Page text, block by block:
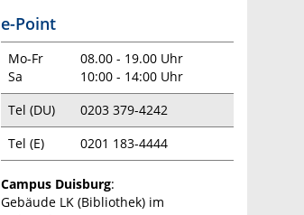
e-Point
Mo-Fr
Sa
08.00 - 19.00 Uhr
10:00 - 14:00 Uhr
Tel (DU)
0203 379-4242
Tel (E)
0201 183-4444
Campus Duisburg:
Gebäude LK (Bibliothek) im